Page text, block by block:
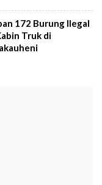
172 Burung Ilegal
Truk di